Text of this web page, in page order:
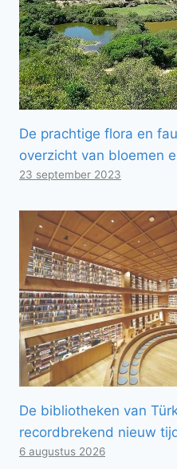
De prachtige flora en
overzicht van bloemen
23 september 2023
De bibliotheken van
recordbrekend nieuw
6 augustus 2026